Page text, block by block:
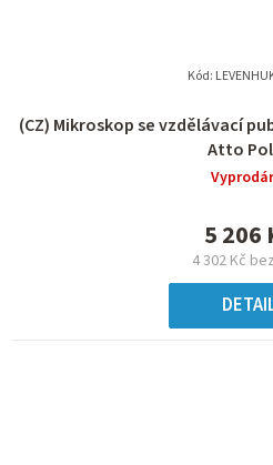
(CZ) Mikroskop se vzdělávací
Atto
4 302 Kč
5 206
Kód: